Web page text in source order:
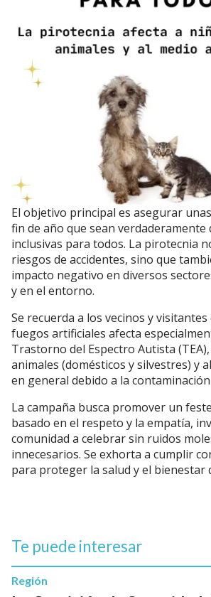
El objetivo principal es asegurar
fin de año que sean verdaderamente
inclusivas para todos. La pirotecnia
riesgos de accidentes, sino que
impacto negativo en diversos
y en el entorno.
Se recuerda a los vecinos y visitantes
fuegos artificiales afecta
Trastorno del Espectro Autista
animales (domésticos y silvestres) y
en general debido a la
La campaña busca promover un
basado en el respeto y la empatía,
comunidad a celebrar sin ruidos
innecesarios. Se exhorta a cumplir
para proteger la salud y el bienestar
Te puede interesar
Región